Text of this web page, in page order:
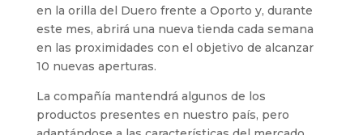
en la orilla del Duero frente a Oporto y, durante
este mes, abrirá una nueva tienda cada semana
en las proximidades con el objetivo de alcanzar
10 nuevas aperturas.
La compañía mantendrá algunos de los
productos presentes en nuestro país, pero